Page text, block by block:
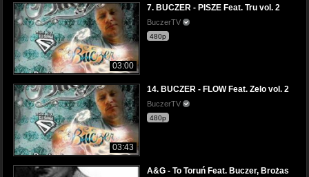
03:00
7. BUCZER - PISZE Feat. Tru vol. 2
BuczerTV
480p
03:43
14. BUCZER - FLOW Feat. Zelo vol. 2
BuczerTV
480p
A&G - To Toruń Feat. Buczer, Brożas